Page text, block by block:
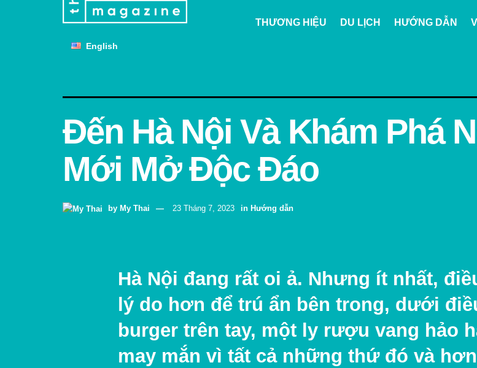
English
THƯƠNG HIỆU DU LỊCH HƯỚNG DẪN
Đến Hà Nội Và Khám Phá
Mới Mở Độc Đáo
by My Thai 23 Tháng 7, 2023 in Hướng dẫn
Hà Nội đang rất oi ả. Nhưng ít nhất,
lý do hơn để trú ẩn bên trong, dưới
burger trên tay, một ly rượu vang hảo
may mắn vì tất cả những thứ đó và